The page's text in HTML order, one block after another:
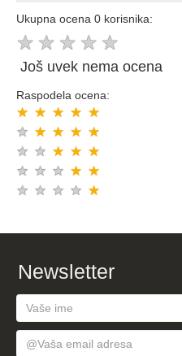
Ukupna ocena 0 korisnika:
★ ★ ★ ★ ★
Još uvek nema ocena
Raspodela ocena:
★
★
★
★
★
★
★
★
★
★
★
★
★
★
★
★
★
★
★
★
★
★
★
★
★
Newsletter